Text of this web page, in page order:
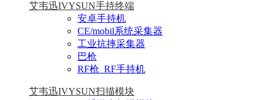
艾韦迅IVYSUN手持终端
安卓手持机
CE/mobil系统采集器
工业抗摔采集器
巴枪
RF枪_RF手持机
艾韦迅IVYSUN扫描模块